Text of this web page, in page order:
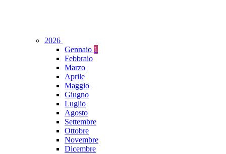
2026
Gennaio 1
Febbraio
Marzo
Aprile
Maggio
Giugno
Luglio
Agosto
Settembre
Ottobre
Novembre
Dicembre